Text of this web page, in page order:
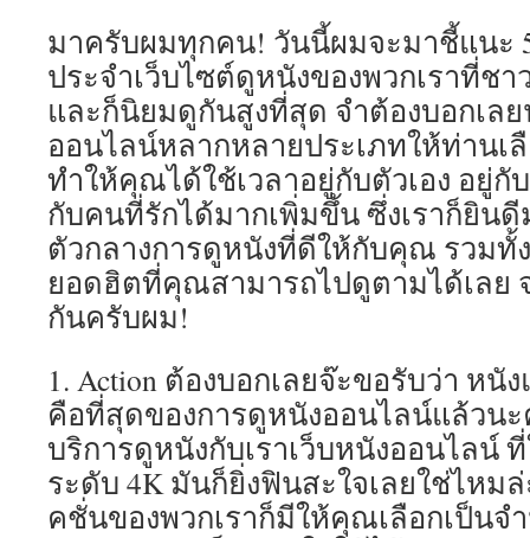
มาครับผมทุกคน! วันนี้ผมจะมาชี้แนะ
ประจำเว็บไซต์ดูหนังของพวกเราที่ช
และก็นิยมดูกันสูงที่สุด จำต้องบอกเล
ออนไลน์หลากหลายประเภทให้ท่านเ
ทำให้คุณได้ใช้เวลาอยู่กับตัวเอง อยู่กั
กับคนที่รักได้มากเพิ่มขึ้น ซึ่งเราก็ยิน
ตัวกลางการดูหนังที่ดีให้กับคุณ รวมทั้
ยอดฮิตที่คุณสามารถไปดูตามได้เลย
กันครับผม!
1. Action ต้องบอกเลยจ๊ะขอรับว่า ห
คือที่สุดของการดูหนังออนไลน์แล้วน
บริการดูหนังกับเราเว็บหนังออนไลน์
ระดับ 4K มันก็ยิ่งฟินสะใจเลยใช่ไหม
คชั่นของพวกเราก็มีให้คุณเลือกเป็นจ